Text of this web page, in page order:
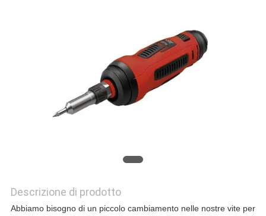
PREVENTIVO
Descrizione di prodotto
Abbiamo bisogno di un piccolo cambiamento nelle nostre vite per